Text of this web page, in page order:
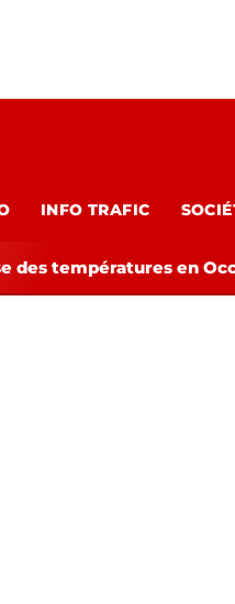
INFO TRAFIC
des températures en